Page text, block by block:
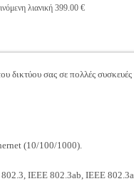
λιανική 399.00 €
δικτύου σας σε πολλές
(10/100/1000).
IEEE 802.3ab, IEEE